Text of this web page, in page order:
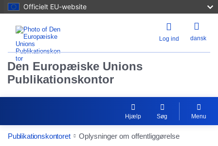
Officielt EU-website
Log ind dansk
Den Europæiske Unions
Publikationskontor
Hjælp Søg Menu
Publikationskontoret Oplysninger om offentliggørelse